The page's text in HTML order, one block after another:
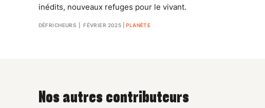
inédits, nouveaux refuges pour le vivant.
DÉFRICHEURS | FÉVRIER 2025 |PLANÈTE
Nos autres contributeurs